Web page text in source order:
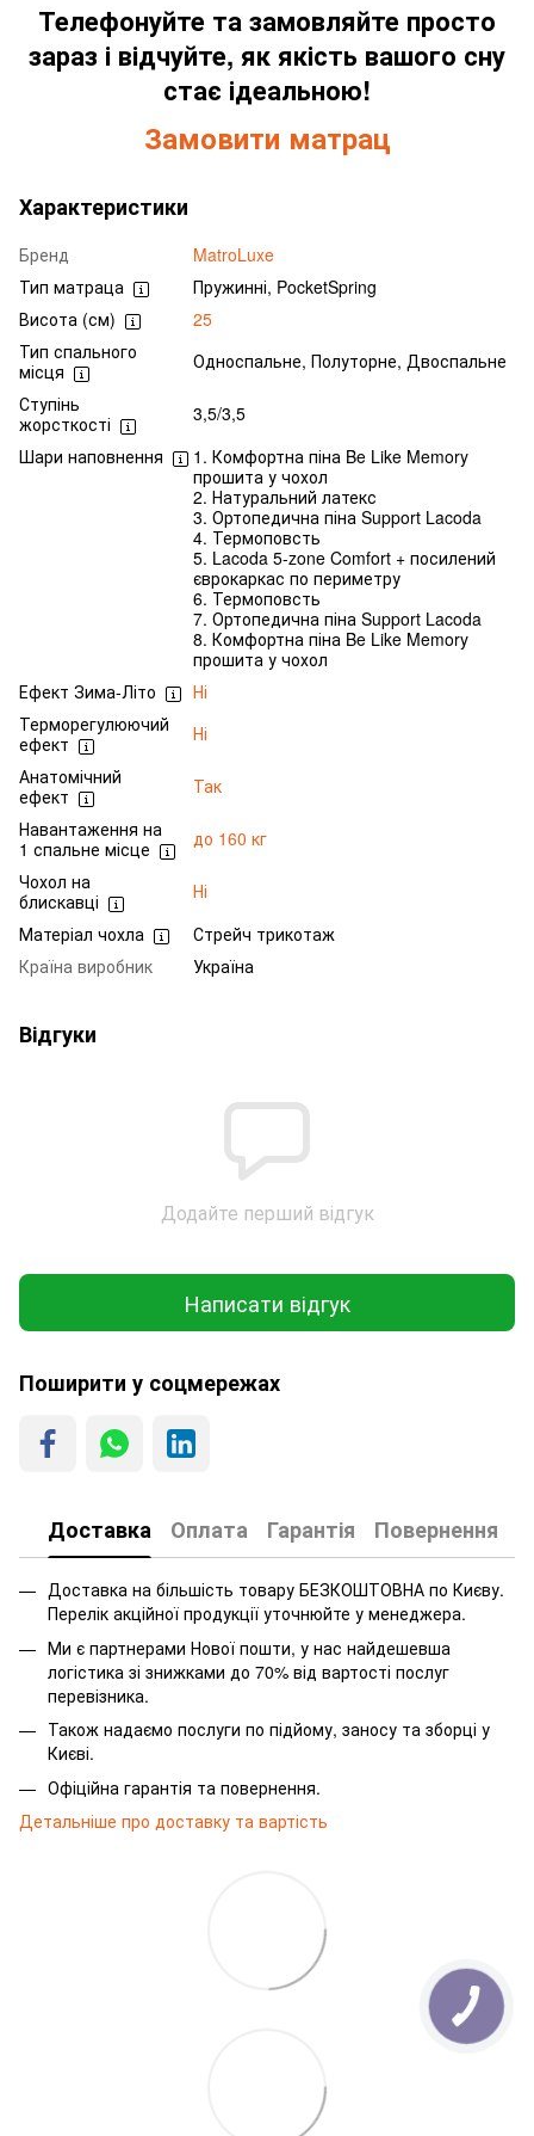
Телефонуйте та замовляйте просто
зараз і відчуйте, як якість вашого сну
стає ідеальною!
Замовити матрац
Характеристики
Бренд
MatroLuxe
Тип матраца
Пружинні, PocketSpring
Висота (см)
25
Тип спального
місця
Односпальне, Полуторне, Двоспальне
Ступінь
жорсткості
3,5/3,5
Шари наповнення
1. Комфортна піна Be Like Memory
прошита у чохол
2. Натуральний латекс
3. Ортопедична піна Support Lacoda
4. Термоповсть
5. Lacoda 5-zone Comfort + посилений
єврокаркас по периметру
6. Термоповсть
7. Ортопедична піна Support Lacoda
8. Комфортна піна Be Like Memory
прошита у чохол
Ефект Зима-Літо
Ні
Терморегулюючий
ефект
Ні
Анатомічний
ефект
Так
Навантаження на
1 спальне місце
до 160 кг
Чохол на
блискавці
Ні
Матеріал чохла
Стрейч трикотаж
Країна виробник
Україна
Відгуки
Додайте перший відгук
Написати відгук
Поширити у соцмережах
Доставка Оплата Гарантія Повернення
Доставка на більшість товару БЕЗКОШТОВНА по Києву.
Перелік акційної продукції уточнюйте у менеджера.
Ми є партнерами Нової пошти, у нас найдешевша
логістика зі знижками до 70% від вартості послуг
перевізника.
Також надаємо послуги по підйому, заносу та зборці у
Києві.
Офіційна гарантія та повернення.
Детальніше про доставку та вартість